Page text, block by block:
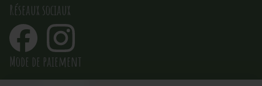
Réseaux sociaux
Mode de paiement